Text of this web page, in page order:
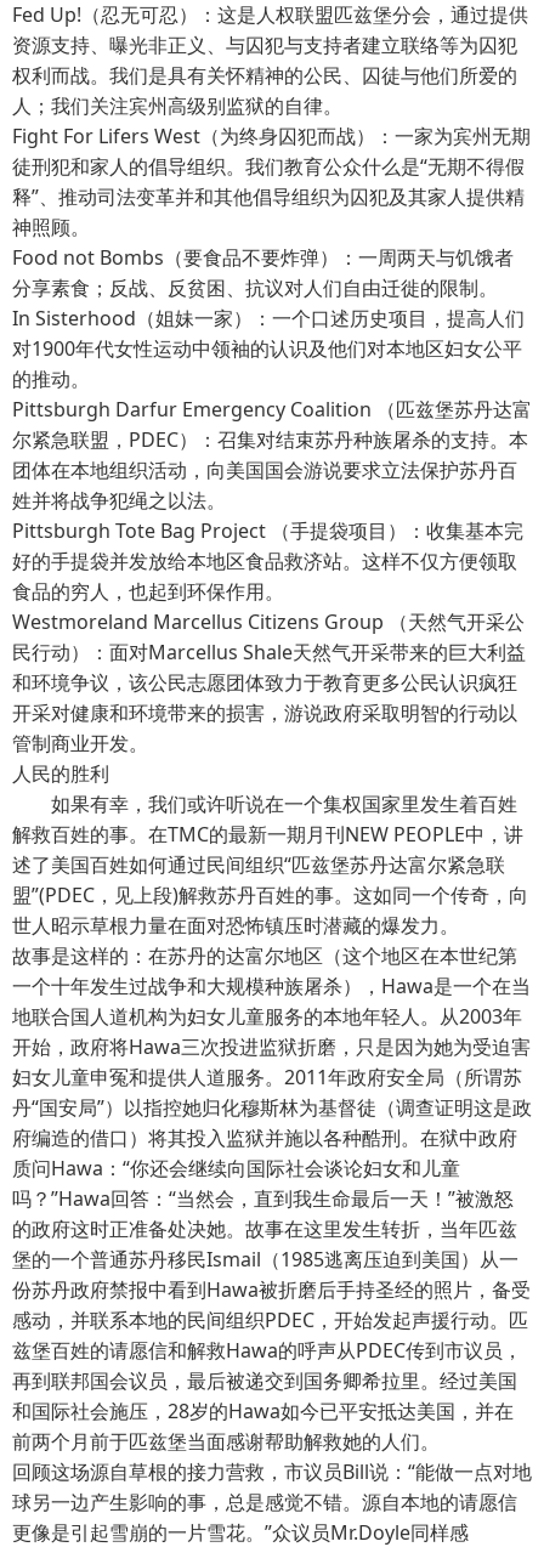
Fed Up!（忍无可忍）：这是人权联盟匹兹堡分会，通过提供
资源支持、曝光非正义、与囚犯与支持者建立联络等为囚犯
权利而战。我们是具有关怀精神的公民、囚徒与他们所爱的
人；我们关注宾州高级别监狱的自律。
Fight For Lifers West（为终身囚犯而战）：一家为宾州无期
徒刑犯和家人的倡导组织。我们教育公众什么是“无期不得假
释”、推动司法变革并和其他倡导组织为囚犯及其家人提供精
神照顾。
Food not Bombs（要食品不要炸弹）：一周两天与饥饿者
分享素食；反战、反贫困、抗议对人们自由迁徙的限制。
In Sisterhood（姐妹一家）：一个口述历史项目，提高人们
对1900年代女性运动中领袖的认识及他们对本地区妇女公平
的推动。
Pittsburgh Darfur Emergency Coalition （匹兹堡苏丹达富
尔紧急联盟，PDEC）：召集对结束苏丹种族屠杀的支持。本
团体在本地组织活动，向美国国会游说要求立法保护苏丹百
姓并将战争犯绳之以法。
Pittsburgh Tote Bag Project （手提袋项目）：收集基本完
好的手提袋并发放给本地区食品救济站。这样不仅方便领取
食品的穷人，也起到环保作用。
Westmoreland Marcellus Citizens Group （天然气开采公
民行动）：面对Marcellus Shale天然气开采带来的巨大利益
和环境争议，该公民志愿团体致力于教育更多公民认识疯狂
开采对健康和环境带来的损害，游说政府采取明智的行动以
管制商业开发。
人民的胜利
如果有幸，我们或许听说在一个集权国家里发生着百姓
解救百姓的事。在TMC的最新一期月刊NEW PEOPLE中，讲
述了美国百姓如何通过民间组织“匹兹堡苏丹达富尔紧急联
盟”(PDEC，见上段)解救苏丹百姓的事。这如同一个传奇，向
世人昭示草根力量在面对恐怖镇压时潜藏的爆发力。
故事是这样的：在苏丹的达富尔地区（这个地区在本世纪第
一个十年发生过战争和大规模种族屠杀），Hawa是一个在当
地联合国人道机构为妇女儿童服务的本地年轻人。从2003年
开始，政府将Hawa三次投进监狱折磨，只是因为她为受迫害
妇女儿童申冤和提供人道服务。2011年政府安全局（所谓苏
丹“国安局”）以指控她归化穆斯林为基督徒（调查证明这是政
府编造的借口）将其投入监狱并施以各种酷刑。在狱中政府
质问Hawa：“你还会继续向国际社会谈论妇女和儿童
吗？”Hawa回答：“当然会，直到我生命最后一天！”被激怒
的政府这时正准备处决她。故事在这里发生转折，当年匹兹
堡的一个普通苏丹移民Ismail（1985逃离压迫到美国）从一
份苏丹政府禁报中看到Hawa被折磨后手持圣经的照片，备受
感动，并联系本地的民间组织PDEC，开始发起声援行动。匹
兹堡百姓的请愿信和解救Hawa的呼声从PDEC传到市议员，
再到联邦国会议员，最后被递交到国务卿希拉里。经过美国
和国际社会施压，28岁的Hawa如今已平安抵达美国，并在
前两个月前于匹兹堡当面感谢帮助解救她的人们。
回顾这场源自草根的接力营救，市议员Bill说：“能做一点对地
球另一边产生影响的事，总是感觉不错。源自本地的请愿信
更像是引起雪崩的一片雪花。”众议员Mr.Doyle同样感